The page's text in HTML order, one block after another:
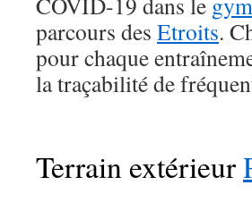
parcours des Etroits.
pour chaque
la traçabilité de
Terrain extérieur